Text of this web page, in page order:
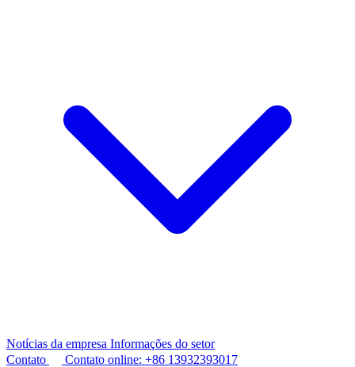
Notícias da empresa Informações do setor
Contato
Contato online: +86 13932393017